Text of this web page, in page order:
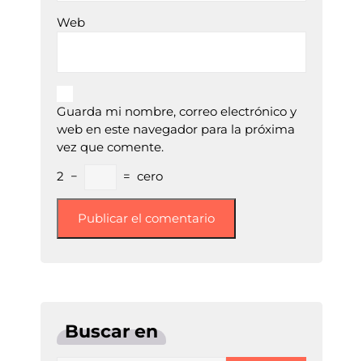
Web
Guarda mi nombre, correo electrónico y
web en este navegador para la próxima
vez que comente.
2 − = cero
Buscar en